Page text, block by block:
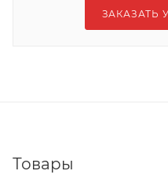
ЗАКАЗАТЬ
Товары